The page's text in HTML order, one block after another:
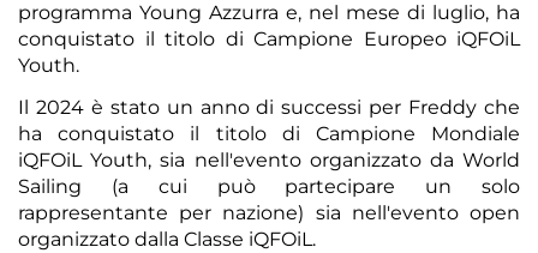
programma Young Azzurra e, nel mese di luglio, ha
conquistato il titolo di Campione Europeo iQFOiL
Youth.
Il 2024 è stato un anno di successi per Freddy che
ha conquistato il titolo di Campione Mondiale
iQFOiL Youth, sia nell'evento organizzato da World
Sailing (a cui può partecipare un solo
rappresentante per nazione) sia nell'evento open
organizzato dalla Classe iQFOiL.